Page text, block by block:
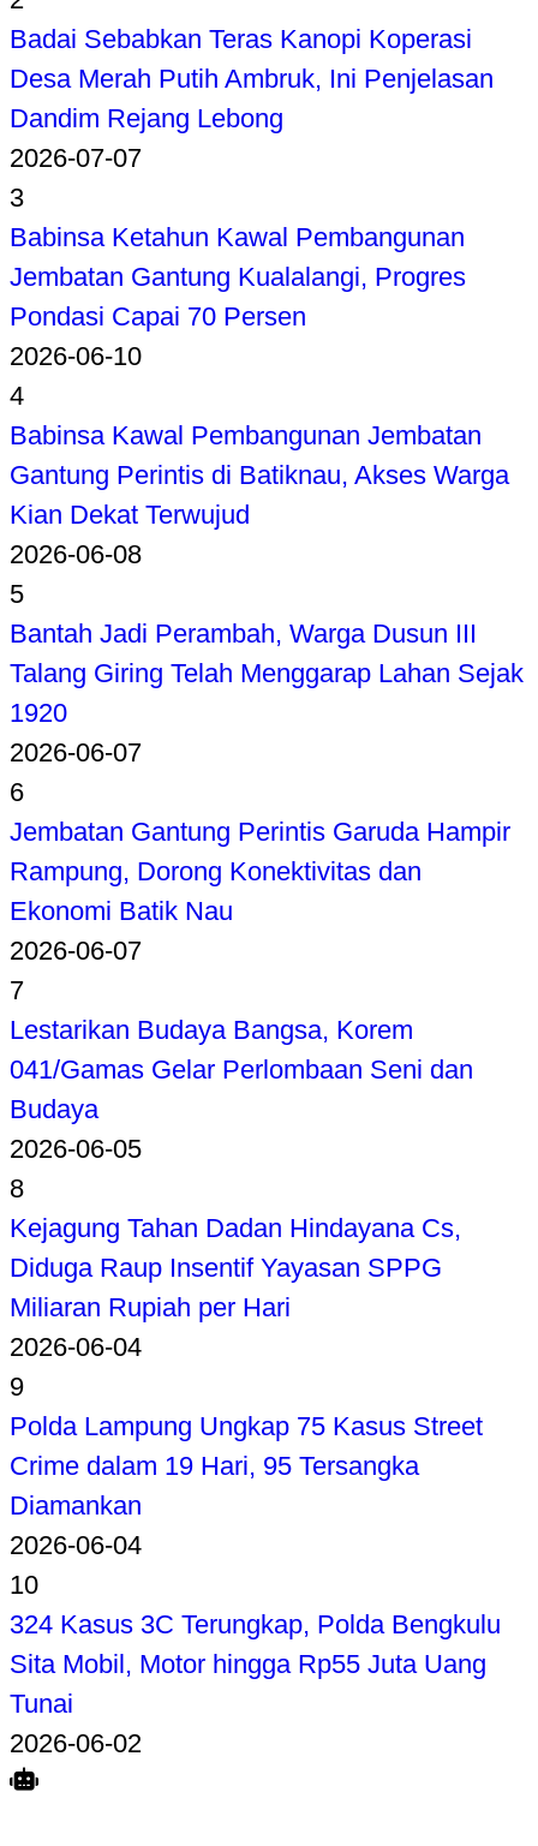
Badai Sebabkan Teras Kanopi Koperasi
Desa Merah Putih Ambruk, Ini Penjelasan
Dandim Rejang Lebong
2026-07-07
3
Babinsa Ketahun Kawal Pembangunan
Jembatan Gantung Kualalangi, Progres
Pondasi Capai 70 Persen
2026-06-10
4
Babinsa Kawal Pembangunan Jembatan
Gantung Perintis di Batiknau, Akses Warga
Kian Dekat Terwujud
2026-06-08
5
Bantah Jadi Perambah, Warga Dusun III
Talang Giring Telah Menggarap Lahan Sejak
1920
2026-06-07
6
Jembatan Gantung Perintis Garuda Hampir
Rampung, Dorong Konektivitas dan
Ekonomi Batik Nau
2026-06-07
7
Lestarikan Budaya Bangsa, Korem
041/Gamas Gelar Perlombaan Seni dan
Budaya
2026-06-05
8
Kejagung Tahan Dadan Hindayana Cs,
Diduga Raup Insentif Yayasan SPPG
Miliaran Rupiah per Hari
2026-06-04
9
Polda Lampung Ungkap 75 Kasus Street
Crime dalam 19 Hari, 95 Tersangka
Diamankan
2026-06-04
10
324 Kasus 3C Terungkap, Polda Bengkulu
Sita Mobil, Motor hingga Rp55 Juta Uang
Tunai
2026-06-02